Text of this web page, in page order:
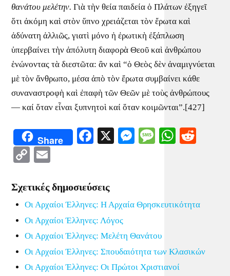
θανάτου μελέτην. Γιὰ τὴν θεία παιδεία ὁ Πλάτων ἐξηγεῖ
ὅτι ἀκόμη καὶ στὸν ὕπνο χρειάζεται τὸν ἔρωτα καὶ
ἀδύνατη ἀλλιῶς, γιατὶ μόνο ἡ ἐρωτικὴ ἐξάπλωση
ὑπερβαίνει τὴν ἀπόλυτη διαφορὰ Θεοῦ καὶ ἀνθρώπου
ἑνώνοντας τὰ διεστῶτα: ἂν καὶ “ὁ Θεὸς δὲν ἀναμιγνύεται
μὲ τὸν ἄνθρωπο, μέσα ἀπὸ τὸν ἔρωτα συμβαίνει κάθε
συναναστροφὴ καὶ ἐπαφὴ τῶν Θεῶν μὲ τοὺς ἀνθρώπους
— καί ὅταν εἶναι ξυπνητοὶ καί ὅταν κοιμῶνται”.[427]
Share Facebook
X Messenger
Message
Copy
Σχετικές δημοσιεύσεις
Οι Αρχαίοι Έλληνες: Η Αρχαία Θρησκευτικότητα
Οι Αρχαίοι Έλληνες: Λόγος
Οι Αρχαίοι Έλληνες: Μελέτη Θανάτου
Οι Αρχαίοι Έλληνες: Σπουδαιότητα των Κλασικών
Οι Αρχαίοι Έλληνες: Οι Πρώτοι Χριστιανοί